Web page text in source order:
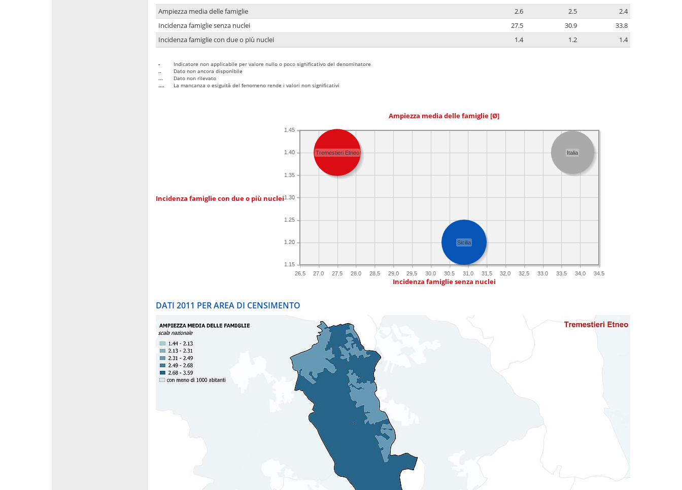
Ampiezza media delle famiglie 2.6 2.5
2.4
Incidenza famiglie senza nuclei
27.5 30.9
33.8
Incidenza famiglie con due o più nuclei
1.4 1.2 1.4
-
Indicatore non applicabile per valore nullo o poco significativo del denominatore
..
Dato non ancora disponibile
...
Dato non rilevato
....
La mancanza o esiguità del fenomeno rende i valori non significativi
Ampiezza media delle famiglie [Ø]
Incidenza famiglie con due o più nuclei
26.5 27.0 27.5 28.0 28.5 29.0 29.5 30.0 30.5 31.0 31.5 32.0 32.5 33.0 33.5 34.0 34.5
1.15
1.20
1.25
1.30
1.35
1.40
1.45
Tremestieri Etneo
Sicilia
Italia
Incidenza famiglie senza nuclei
DATI 2011 PER AREA DI CENSIMENTO